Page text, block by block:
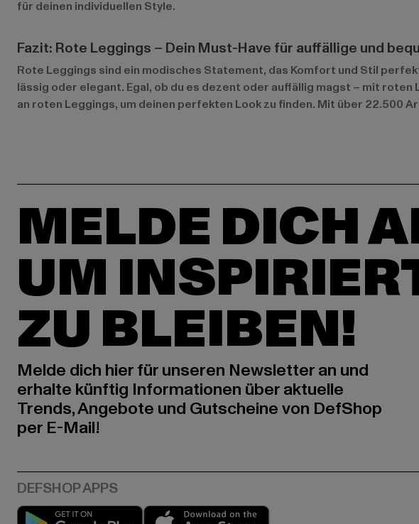
für deinen individuellen Style.
Fazit: Rote Leggings – Dein Must-Have für auffällige und
Rote Leggings sind ein modisches Statement, das Komfort und Stil
lässig oder elegant. Egal, ob du es dezent oder auffällig magst – mit
an roten Leggings, um deinen perfekten Look zu finden. Mit über 22.500
MELDE DICH
UM
ZU BLEIBEN!
Melde dich hier für unseren Newsletter an und
erhalte künftig Informationen über aktuelle
Trends, Angebote und Gutscheine von DefShop
per E-Mail!
Play market